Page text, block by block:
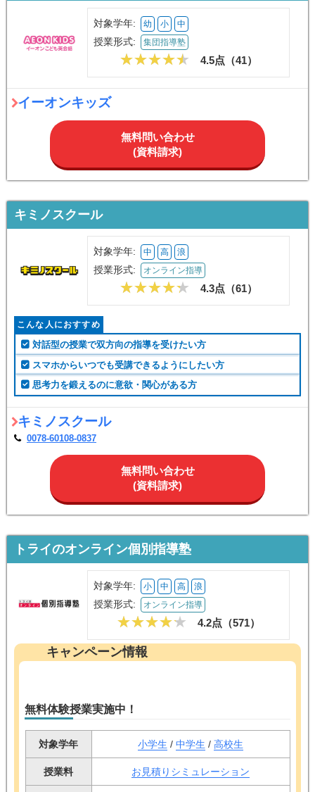
対象学年: 幼 小 中
授業形式: 集団指導塾
4.5点（41）
イーオンキッズ
無料問い合わせ
(資料請求)
キミノスクール
対象学年: 中 高 浪
授業形式: オンライン指導
4.3点（61）
こんな人におすすめ
対話型の授業で双方向の指導を受けたい方
スマホからいつでも受講できるようにしたい方
思考力を鍛えるのに意欲・関心がある方
キミノスクール
0078-60108-0837
無料問い合わせ
(資料請求)
トライのオンライン個別指導塾
対象学年: 小 中 高 浪
授業形式: オンライン指導
4.2点（571）
キャンペーン情報
無料体験授業実施中！
対象学年 小学生 / 中学生 / 高校生
授業料 お見積りシミュレーション